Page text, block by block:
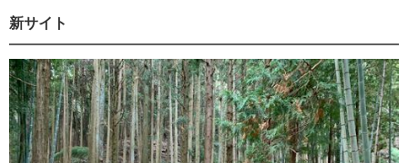
新サイト